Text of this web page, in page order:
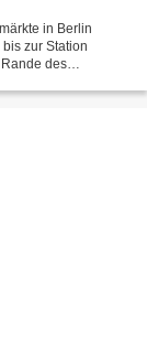
in Berlin
zur Station
des